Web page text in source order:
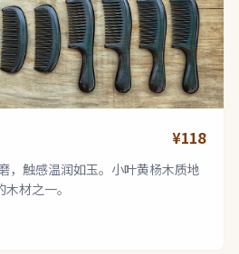
¥118
，触感温润如玉。小叶黄杨木质地
材之一。